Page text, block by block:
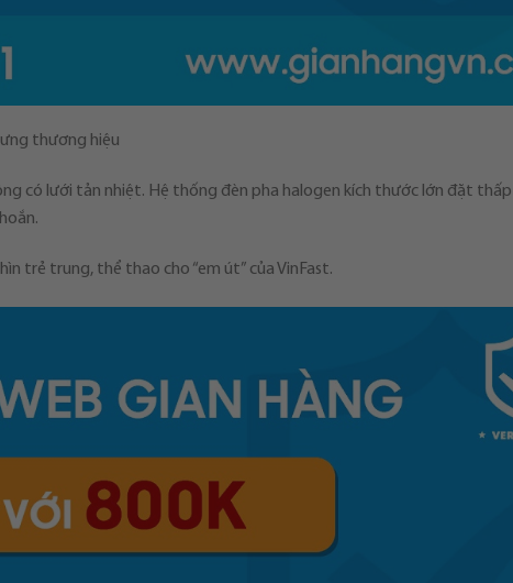
thương hiệu
có lưới tản nhiệt. Hệ thống đèn pha halogen kích thước lớn đặt
trẻ trung, thể thao cho “em út” của VinFast.